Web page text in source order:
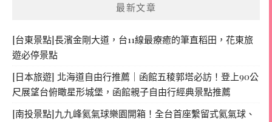
最新文章
[台東景點]長濱金剛大道，台11線最療癒的筆直稻田，花東旅
遊必停景點
[日本旅遊] 北海道自由行推薦｜函館五稜郭塔必訪！登上90公
尺展望台俯瞰星形城堡，函館親子自由行經典景點推薦
[南投景點]九九峰氦氣球樂園開箱！全台首座繫留式氦氣球、